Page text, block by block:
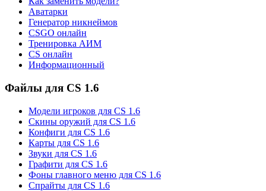
Аватарки
Генератор никнеймов
CSGO онлайн
Тренировка АИМ
CS онлайн
Информационный
Файлы для CS 1.6
Модели игроков для CS 1.6
Скины оружий для CS 1.6
Конфиги для CS 1.6
Карты для CS 1.6
Звуки для CS 1.6
Графити для CS 1.6
Фоны главного меню для CS 1.6
Спрайты для CS 1.6